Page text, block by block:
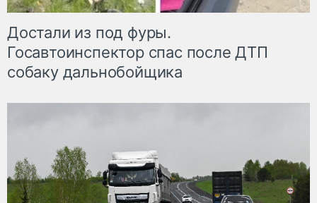
Достали из под фуры.
Госавтоинспектор спас после ДТП
собаку дальнобойщика